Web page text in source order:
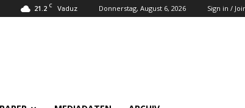
21.2 C Vaduz Donnerstag, August 6, 2026 Sign in /